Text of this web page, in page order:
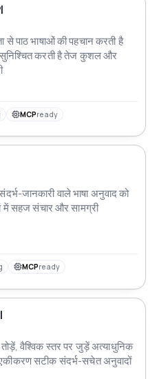
से पाठ भाषाओं की पहचान करती है
सुनिश्चित करती है तेज कुशल और
MCPready
जानकारी वाले भाषा अनुवाद को
में सहज संचार और सामग्री
MCPready
वैश्विक स्तर पर जुड़ें अत्याधुनिक
एकीकरण सटीक संदर्भ-सचेत अनुवादों